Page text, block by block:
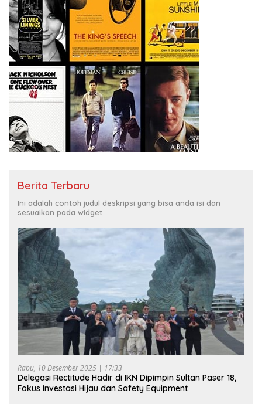
Berita Terbaru
Ini adalah contoh judul deskripsi yang bisa anda isi dan
sesuaikan pada widget
Rabu, 10 Desember 2025 | 17:33
Delegasi Rectitude Hadir di IKN Dipimpin Sultan Paser 18,
Fokus Investasi Hijau dan Safety Equipment